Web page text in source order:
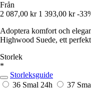
Från
2 087,00 kr 1 393,00 kr -
Adoptera komfort och
Highwood Suede, ett
Storlek
*
Storleksguide
36 Smal 24h 37